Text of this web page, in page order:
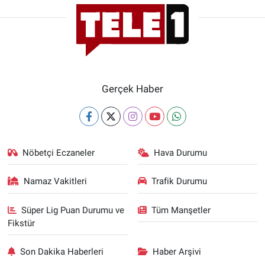
Gerçek Haber
Nöbetçi Eczaneler Hava Durumu
Namaz Vakitleri Trafik Durumu
Süper Lig Puan Durumu ve
Fikstür
Tüm Manşetler
Son Dakika Haberleri Haber Arşivi